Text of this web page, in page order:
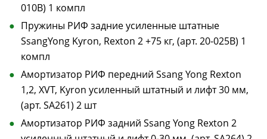
010B) 1 компл
Пружины РИФ задние усиленные штатные
SsangYong Kyron, Rexton 2 +75 кг, (арт. 20-025B) 1
компл
Амортизатор РИФ передний Ssang Yong Rexton
1,2, XVT, Kyron усиленный штатный и лифт 30 мм,
(арт. SA261) 2 шт
Амортизатор РИФ задний Ssang Yong Rexton 2